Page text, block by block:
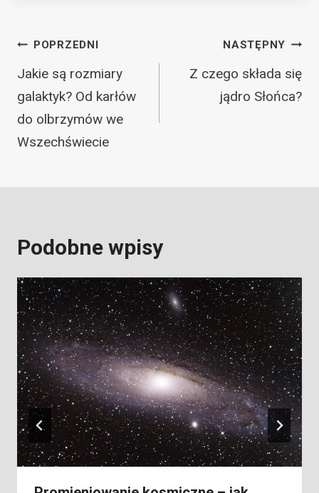
Nawigacja
wpisu
POPRZEDNI
Jakie są rozmiary
galaktyk? Od karłów
do olbrzymów we
Wszechświecie
NASTĘPNY
Z czego składa się
jądro Słońca?
Podobne wpisy